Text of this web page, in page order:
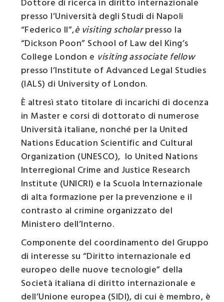
Dottore di ricerca in diritto internazionale
presso l’Università degli Studi di Napoli
“Federico II”,è visiting scholarpresso la
“Dickson Poon” School of Law del King’s
College London e visiting associate fellow
presso l’Institute of Advanced Legal Studies
(IALS) di University of London.
È altresì stato titolare di incarichi di docenza
in Master e corsi di dottorato di numerose
Università italiane, nonché per la United
Nations Education Scientific and Cultural
Organization (UNESCO), lo United Nations
Interregional Crime and Justice Research
Institute (UNICRI) e la Scuola Internazionale
di alta formazione per la prevenzione e il
contrasto al crimine organizzato del
Ministero dell’Interno.
Componente del coordinamento del Gruppo
di interesse su “Diritto internazionale ed
europeo delle nuove tecnologie” della
Società italiana di diritto internazionale e
dell’Unione europea (SIDI), di cui è membro, è